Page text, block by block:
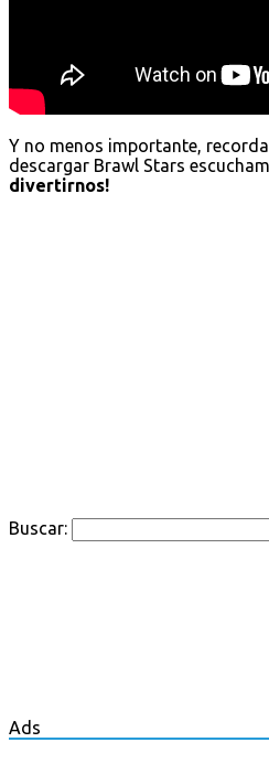
Y no menos importante,
descargar Brawl Stars
divertirnos!
Buscar:
Ads